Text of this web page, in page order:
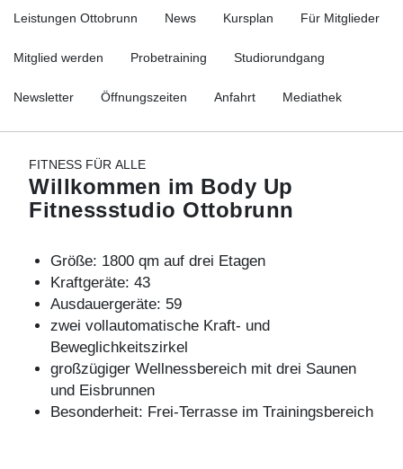
Leistungen Ottobrunn News Kursplan Für Mitglieder
Mitglied werden Probetraining Studiorundgang
Newsletter Öffnungszeiten Anfahrt Mediathek
FITNESS FÜR ALLE
Willkommen im Body Up
Fitnessstudio Ottobrunn
Größe: 1800 qm auf drei Etagen
Kraftgeräte: 43
Ausdauergeräte: 59
zwei vollautomatische Kraft- und
Beweglichkeitszirkel
großzügiger Wellnessbereich mit drei Saunen
und Eisbrunnen
Besonderheit: Frei-Terrasse im Trainingsbereich